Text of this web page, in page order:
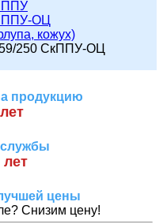
ППУ
ППУ-ОЦ
кожух)
250 СкППУ-ОЦ
продукцию
лет
цены
Снизим цену!